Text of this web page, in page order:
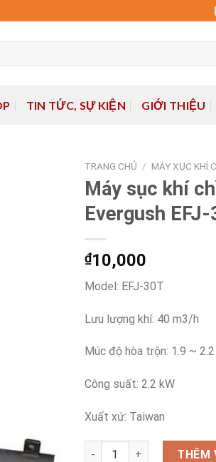
TIN TỨC, SỰ KIỆN GIỚI THIỆU
TRANG CHỦ / MÁY XỤC KHÍ
Máy sục khí
Evergush
₫10,000
Model: EFJ-30T
Lưu lượng khí: 40 m3/h
Múc độ hòa trộn: 1.9 ~
Công suất: 2.2 kW
Xuất xứ: Taiwan
Máy sục khí chìm THÊM